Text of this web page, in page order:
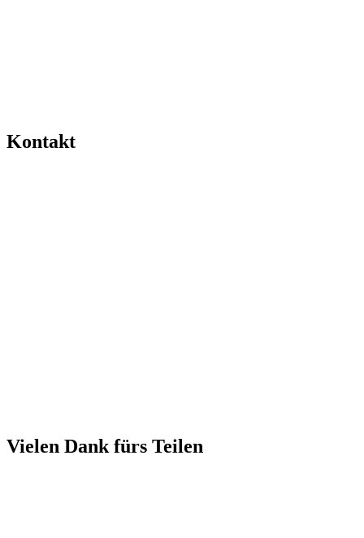
Kontakt
Vielen Dank fürs Teilen